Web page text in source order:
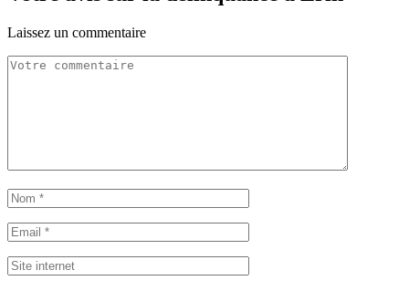
Laissez un commentaire